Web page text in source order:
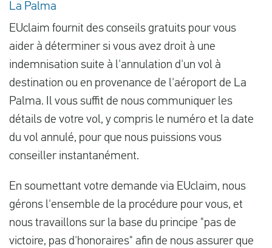
La Palma
EUclaim fournit des conseils gratuits pour vous
aider à déterminer si vous avez droit à une
indemnisation suite à l'annulation d'un vol à
destination ou en provenance de l'aéroport de La
Palma. Il vous suffit de nous communiquer les
détails de votre vol, y compris le numéro et la date
du vol annulé, pour que nous puissions vous
conseiller instantanément.
En soumettant votre demande via EUclaim, nous
gérons l'ensemble de la procédure pour vous, et
nous travaillons sur la base du principe "pas de
victoire, pas d'honoraires" afin de nous assurer que